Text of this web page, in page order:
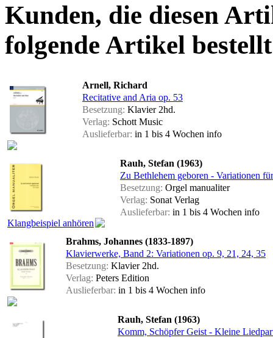
Kunden, die diesen
folgende Artikel
Arnell, Richard
Recitative and Aria op. 53
Besetzung: Klavier 2hd.
Verlag: Schott Music
Auslieferbar: in 1 bis 4 Wochen info
Klangbeispiel anhören
Rauh, Stefan (1963)
Zu Bethlehem geboren - Variationen
Besetzung: Orgel manualiter
Verlag: Sonat Verlag
Auslieferbar: in 1 bis 4 Wochen info
Brahms, Johannes (1833-1897)
Klavierwerke, Band 2: Variationen op. 9, 21, 24, 35
Besetzung: Klavier 2hd.
Verlag: Peters Edition
Auslieferbar: in 1 bis 4 Wochen info
Rauh, Stefan (1963)
Komm, Schöpfer Geist - Kleine